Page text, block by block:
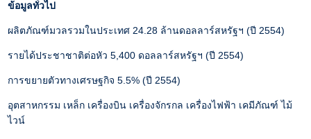
ข้อมูลทั่วไป
ผลิตภัณฑ์มวลรวมในประเทศ 24.28 ล้านดอลลาร์สหรัฐฯ (ปี 2554)
รายได้ประชาชาติต่อหัว 5,400 ดอลลาร์สหรัฐฯ (ปี 2554)
การขยายตัวทางเศรษฐกิจ 5.5% (ปี 2554)
อุตสาหกรรม เหล็ก เครื่องบิน เครื่องจักรกล เครื่องไฟฟ้า เคมีภัณฑ์ ไม้
ไวน์